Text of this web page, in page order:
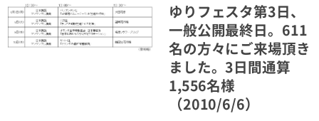
Read More
ゆりフェスタ第3日、
一般公開最終日。611
名の方々にご来場頂き
ました。3日間通算
1,556名様
（2010/6/6）